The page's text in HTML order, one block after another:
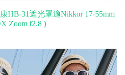
HB-31遮光罩適Nikkor 17-55mm
Zoom f2.8 )